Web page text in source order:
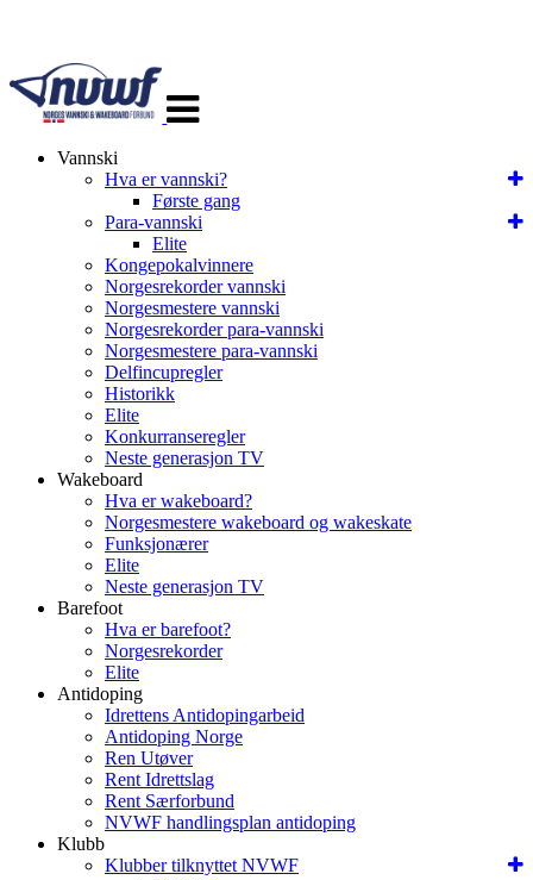
navigasjon
Vannski
Hva er vannski?
Første gang
Para-vannski
Elite
Kongepokalvinnere
Norgesrekorder vannski
Norgesmestere vannski
Norgesrekorder para-vannski
Norgesmestere para-vannski
Delfincupregler
Historikk
Elite
Konkurranseregler
Neste generasjon TV
Wakeboard
Hva er wakeboard?
Norgesmestere wakeboard og wakeskate
Funksjonærer
Elite
Neste generasjon TV
Barefoot
Hva er barefoot?
Norgesrekorder
Elite
Antidoping
Idrettens Antidopingarbeid
Antidoping Norge
Ren Utøver
Rent Idrettslag
Rent Særforbund
NVWF handlingsplan antidoping
Klubb
Klubber tilknyttet NVWF